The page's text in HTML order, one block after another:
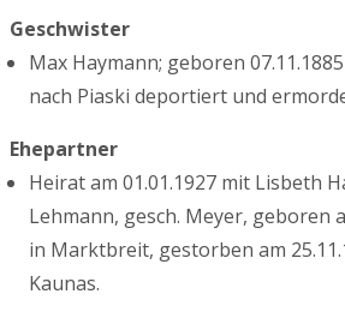
Geschwister
Max Haymann; geboren
nach Piaski deportiert und
Ehepartner
Heirat am 01.01.1927 mit Lisbeth
Lehmann, gesch. Meyer, geboren
in Marktbreit, gestorben am
Kaunas.